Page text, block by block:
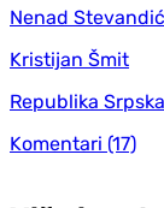
Nenad Stevandić
Kristijan Šmit
Republika Srpska
Komentari (17)